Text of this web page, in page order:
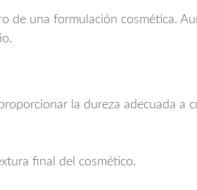
de una formulación cosmética.
la dureza adecuada a
final del cosmético.